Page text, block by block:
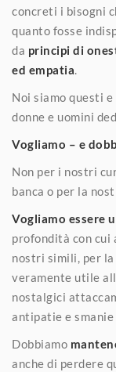
concreti i bisogni
quanto fosse
da principi di
ed empatia.
Noi siamo questi
donne e uomini
Vogliamo – e
Non per i nostri
banca o per la
Vogliamo essere
profondità con cui
nostri simili, per
veramente utile
nostalgici
antipatie e
Dobbiamo
anche di perdere